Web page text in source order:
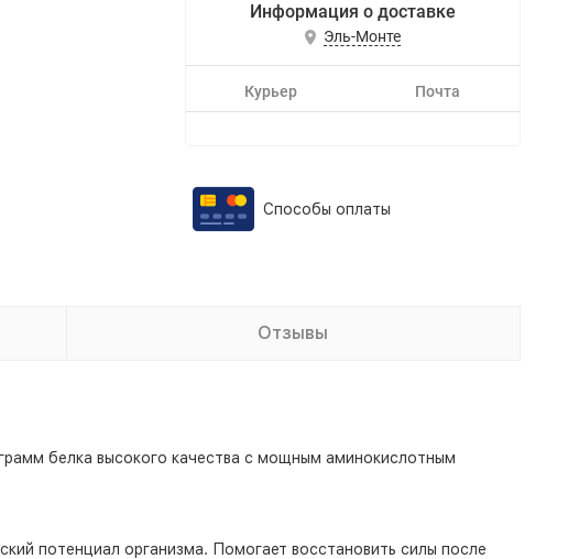
Информация о доставке
Эль-Монте
Курьер Почта
Способы оплаты
Отзывы
белка высокого качества с мощным аминокислотным
потенциал организма. Помогает восстановить силы после